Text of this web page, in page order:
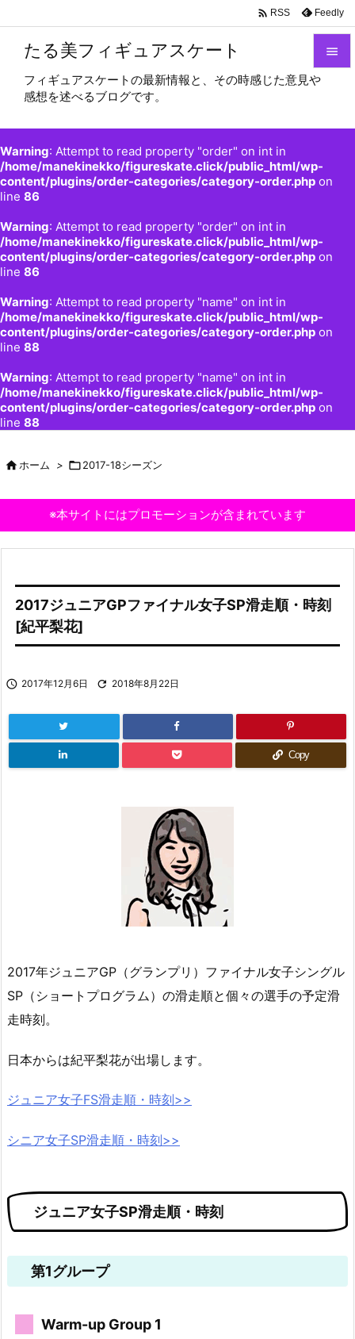
たる美フィギュアスケート
フィギュアスケートの最新情報と、その時感じた意見や
感想を述べるブログです。
Warning: Attempt to read property "order" on int in
/home/manekinekko/figureskate.click/public_html/wp-
content/plugins/order-categories/category-order.php on
line 86
Warning: Attempt to read property "order" on int in
/home/manekinekko/figureskate.click/public_html/wp-
content/plugins/order-categories/category-order.php on
line 86
Warning: Attempt to read property "name" on int in
/home/manekinekko/figureskate.click/public_html/wp-
content/plugins/order-categories/category-order.php on
line 88
Warning: Attempt to read property "name" on int in
/home/manekinekko/figureskate.click/public_html/wp-
content/plugins/order-categories/category-order.php on
line 88


前へ

 RSS Feedly
ホーム > 2017-18シーズン
※本サイトにはプロモーションが含まれています
2017ジュニアGPファイナル女子SP滑走順・時刻
[紀平梨花]
 2017年12月6日  2018年8月22日
Copy
2017年ジュニアGP（グランプリ）ファイナル女子シングル
SP（ショートプログラム）の滑走順と個々の選手の予定滑
走時刻。
日本からは紀平梨花が出場します。
ジュニア女子FS滑走順・時刻>>
シニア女子SP滑走順・時刻>>
ジュニア女子SP滑走順・時刻
第1グループ
Warm-up Group 1